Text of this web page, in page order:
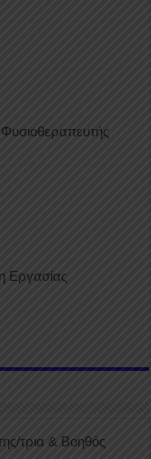
Εργασίας
τρια & Βοηθός